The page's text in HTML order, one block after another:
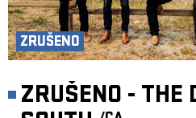
ZRUŠENO
ZRUŠENO - THE